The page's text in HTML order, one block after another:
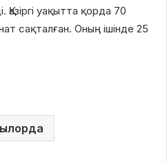
уақытта қорда 70
сақталған. Оның ішінде 25